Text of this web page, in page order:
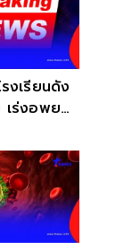
งเรียนดัง
เร่งอพยพ